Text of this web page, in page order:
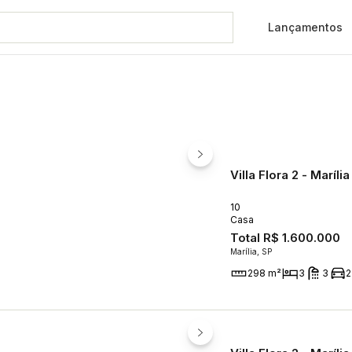
Lançamentos
Flora 2.
Villa Flora 2 -
10
Casa
Total R$ 1.600.000
Marília, SP
298 m² 3 3 2